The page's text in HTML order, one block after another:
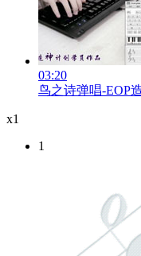
03:20
鸟之诗弹唱-EOP
x1
1